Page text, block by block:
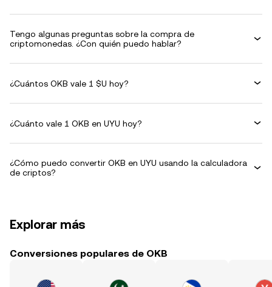
Tengo algunas preguntas sobre la compra de
criptomonedas. ¿Con quién puedo hablar?
¿Cuántos OKB vale 1 $U hoy?
¿Cuánto vale 1 OKB en UYU hoy?
¿Cómo puedo convertir OKB en UYU usando la calculadora
de criptos?
Explorar más
Conversiones populares de OKB